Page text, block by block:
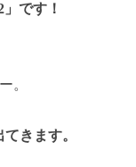
です！
。
きます。